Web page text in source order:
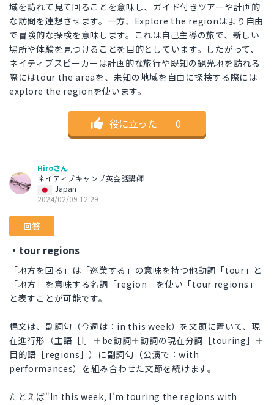
域を訪れて見て回ることを意味し、ガイド付きツアーや計画的
な訪問を連想させます。一方、Explore the regionはより自由
で冒険的な探検を意味します。これは自己主導の旅で、新しい
場所や体験を見つけることを目的としています。したがって、
ネイティブスピーカーは計画的な旅行や既知の観光地を訪れる
際にはtour the areaを、未知の地域を自由に探検する際には
explore the regionを使います。
役に立った ｜ 0
Hiroさん
ネイティブキャンプ英会話講師
Japan
2024/02/09 12:29
回答
・tour regions
「地方を回る」は「巡業する」の意味を持つ他動詞「tour」と
「地方」を意味する名詞「region」を使い「tour regions」
と表すことが可能です。
構文は、副詞句（今週は：in this week）を文頭に置いて、現
在進行形（主語［I］＋be動詞＋動詞の現在分詞［touring］＋
目的語［regions］）に副詞句（公演で：with
performances）を組み合わせた文節を続けます。
たとえば"In this week, I'm touring the regions with